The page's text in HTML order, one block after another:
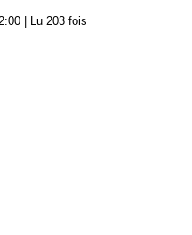
| Lu 203 fois